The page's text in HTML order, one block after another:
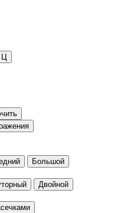
Ц
Большой
Двойной